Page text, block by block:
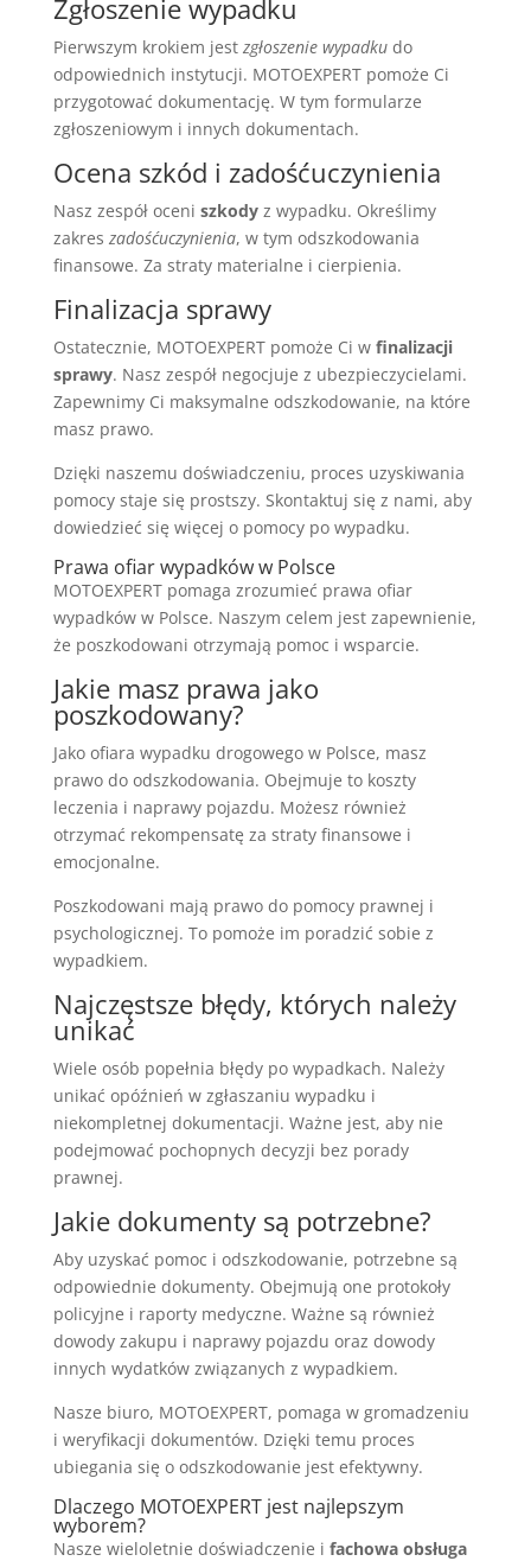
Zgłoszenie wypadku
Pierwszym krokiem jest zgłoszenie wypadkudo
odpowiednich instytucji. MOTOEXPERT pomoże Ci
przygotować dokumentację. W tym formularze
zgłoszeniowym i innych dokumentach.
Ocena szkód i zadośćuczynienia
Nasz zespół oceni szkodyz wypadku. Określimy
zakres zadośćuczynienia, w tym odszkodowania
finansowe. Za straty materialne i cierpienia.
Finalizacja sprawy
Ostatecznie, MOTOEXPERT pomoże Ci w finalizacji
sprawy. Nasz zespół negocjuje z ubezpieczycielami.
Zapewnimy Ci maksymalne odszkodowanie, na które
masz prawo.
Dzięki naszemu doświadczeniu, proces uzyskiwania
pomocy staje się prostszy. Skontaktuj się z nami, aby
dowiedzieć się więcej o pomocy po wypadku.
Prawa ofiar wypadków w Polsce
MOTOEXPERT pomaga zrozumieć prawa ofiar
wypadków w Polsce. Naszym celem jest zapewnienie,
że poszkodowani otrzymają pomoc i wsparcie.
Jakie masz prawa jako
poszkodowany?
Jako ofiara wypadku drogowego w Polsce, masz
prawo do odszkodowania. Obejmuje to koszty
leczenia i naprawy pojazdu. Możesz również
otrzymać rekompensatę za straty finansowe i
emocjonalne.
Poszkodowani mają prawo do pomocy prawnej i
psychologicznej. To pomoże im poradzić sobie z
wypadkiem.
Najczęstsze błędy, których należy
unikać
Wiele osób popełnia błędy po wypadkach. Należy
unikać opóźnień w zgłaszaniu wypadku i
niekompletnej dokumentacji. Ważne jest, aby nie
podejmować pochopnych decyzji bez porady
prawnej.
Jakie dokumenty są potrzebne?
Aby uzyskać pomoc i odszkodowanie, potrzebne są
odpowiednie dokumenty. Obejmują one protokoły
policyjne i raporty medyczne. Ważne są również
dowody zakupu i naprawy pojazdu oraz dowody
innych wydatków związanych z wypadkiem.
Nasze biuro, MOTOEXPERT, pomaga w gromadzeniu
i weryfikacji dokumentów. Dzięki temu proces
ubiegania się o odszkodowanie jest efektywny.
Dlaczego MOTOEXPERT jest najlepszym
wyborem?
Nasze wieloletnie doświadczenie i fachowa obsługa